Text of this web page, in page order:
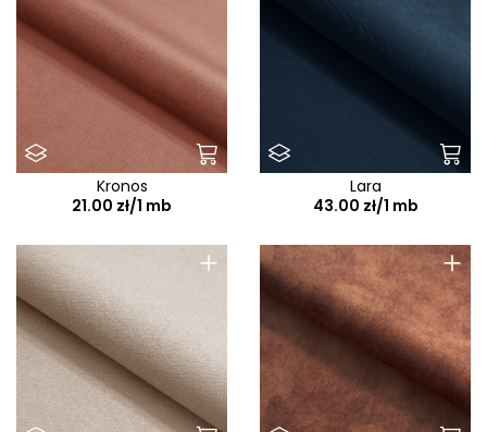
Kronos
21.00 zł/1 mb
Lara
43.00 zł/1 mb
+ +